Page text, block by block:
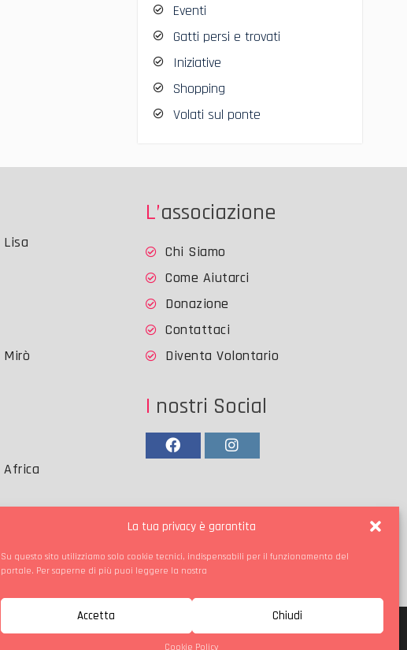
La tua privacy è garantita
Su questo sito utilizziamo solo cookie tecnici, indispensabili per il funzionamento del
portale. Per saperne di più puoi leggere la nostra
Accetta Chiudi
Cookie Policy
Eventi
Gatti persi e trovati
Iniziative
Shopping
Volati sul ponte
Lisa
Mirò
Africa
L’associazione
Chi Siamo
Come Aiutarci
Donazione
Contattaci
Diventa Volontario
I nostri Social